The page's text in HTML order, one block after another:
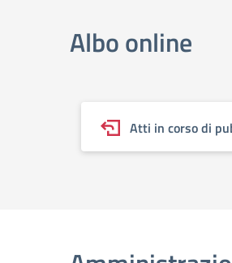
Albo online
Atti in corso di